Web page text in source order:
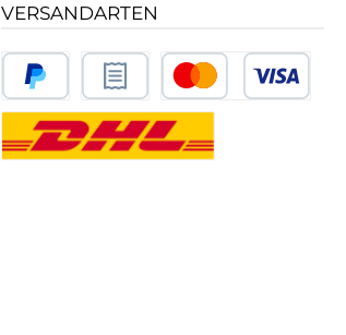
VERSANDARTEN